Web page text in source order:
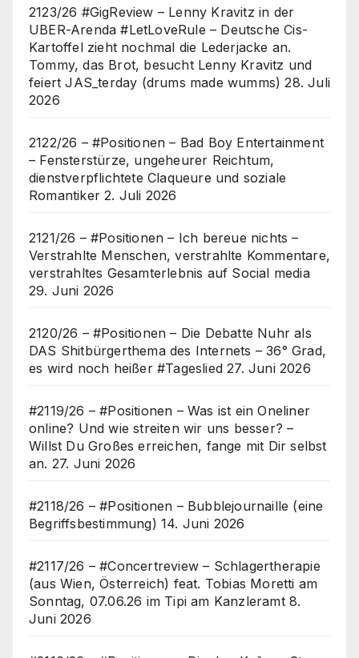
2123/26 #GigReview – Lenny Kravitz in der
UBER-Arenda #LetLoveRule – Deutsche Cis-
Kartoffel zieht nochmal die Lederjacke an.
Tommy, das Brot, besucht Lenny Kravitz und
feiert JAS_terday (drums made wumms) 28. Juli
2026
2122/26 – #Positionen – Bad Boy Entertainment
– Fensterstürze, ungeheurer Reichtum,
dienstverpflichtete Claqueure und soziale
Romantiker 2. Juli 2026
2121/26 – #Positionen – Ich bereue nichts –
Verstrahlte Menschen, verstrahlte Kommentare,
verstrahltes Gesamterlebnis auf Social media
29. Juni 2026
2120/26 – #Positionen – Die Debatte Nuhr als
DAS Shitbürgerthema des Internets – 36° Grad,
es wird noch heißer #Tageslied 27. Juni 2026
#2119/26 – #Positionen – Was ist ein Oneliner
online? Und wie streiten wir uns besser? –
Willst Du Großes erreichen, fange mit Dir selbst
an. 27. Juni 2026
#2118/26 – #Positionen – Bubblejournaille (eine
Begriffsbestimmung) 14. Juni 2026
#2117/26 – #Concertreview – Schlagertherapie
(aus Wien, Österreich) feat. Tobias Moretti am
Sonntag, 07.06.26 im Tipi am Kanzleramt 8.
Juni 2026